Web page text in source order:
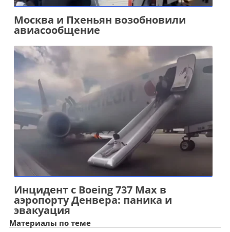
Москва и Пхеньян возобновили
авиасообщение
Инцидент с Boeing 737 Max в
аэропорту Денвера: паника и
эвакуация
Материалы по теме